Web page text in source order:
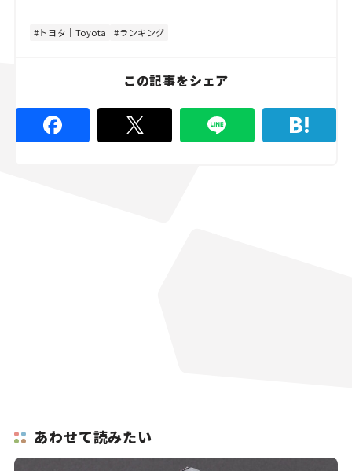
トヨタ｜Toyota ランキング
この記事をシェア
あわせて読みたい